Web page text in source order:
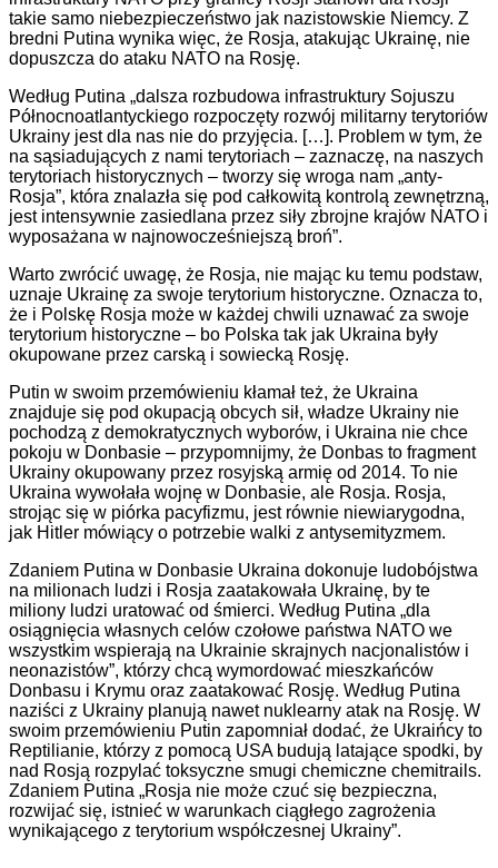
takie samo niebezpieczeństwo jak nazistowskie Niemcy. Z
bredni Putina wynika więc, że Rosja, atakując Ukrainę, nie
dopuszcza do ataku NATO na Rosję.
Według Putina „dalsza rozbudowa infrastruktury Sojuszu
Północnoatlantyckiego rozpoczęty rozwój militarny terytoriów
Ukrainy jest dla nas nie do przyjęcia. […]. Problem w tym, że
na sąsiadujących z nami terytoriach – zaznaczę, na naszych
terytoriach historycznych – tworzy się wroga nam „anty-
Rosja”, która znalazła się pod całkowitą kontrolą zewnętrzną,
jest intensywnie zasiedlana przez siły zbrojne krajów NATO i
wyposażana w najnowocześniejszą broń”.
Warto zwrócić uwagę, że Rosja, nie mając ku temu podstaw,
uznaje Ukrainę za swoje terytorium historyczne. Oznacza to,
że i Polskę Rosja może w każdej chwili uznawać za swoje
terytorium historyczne – bo Polska tak jak Ukraina były
okupowane przez carską i sowiecką Rosję.
Putin w swoim przemówieniu kłamał też, że Ukraina
znajduje się pod okupacją obcych sił, władze Ukrainy nie
pochodzą z demokratycznych wyborów, i Ukraina nie chce
pokoju w Donbasie – przypomnijmy, że Donbas to fragment
Ukrainy okupowany przez rosyjską armię od 2014. To nie
Ukraina wywołała wojnę w Donbasie, ale Rosja. Rosja,
strojąc się w piórka pacyfizmu, jest równie niewiarygodna,
jak Hitler mówiący o potrzebie walki z antysemityzmem.
Zdaniem Putina w Donbasie Ukraina dokonuje ludobójstwa
na milionach ludzi i Rosja zaatakowała Ukrainę, by te
miliony ludzi uratować od śmierci. Według Putina „dla
osiągnięcia własnych celów czołowe państwa NATO we
wszystkim wspierają na Ukrainie skrajnych nacjonalistów i
neonazistów”, którzy chcą wymordować mieszkańców
Donbasu i Krymu oraz zaatakować Rosję. Według Putina
naziści z Ukrainy planują nawet nuklearny atak na Rosję. W
swoim przemówieniu Putin zapomniał dodać, że Ukraińcy to
Reptilianie, którzy z pomocą USA budują latające spodki, by
nad Rosją rozpylać toksyczne smugi chemiczne chemitrails.
Zdaniem Putina „Rosja nie może czuć się bezpieczna,
rozwijać się, istnieć w warunkach ciągłego zagrożenia
wynikającego z terytorium współczesnej Ukrainy”.